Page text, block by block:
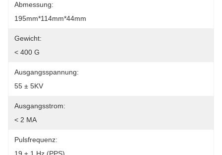
Abmessung:
195mm*114mm*44mm
Gewicht:
< 400 G
Ausgangsspannung:
55 ± 5KV
Ausgangsstrom:
< 2 MA
Pulsfrequenz: